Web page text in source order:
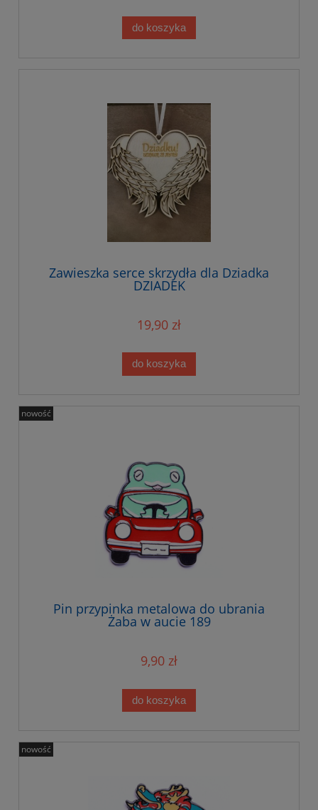
do koszyka
Zawieszka serce skrzydła dla Dziadka
DZIADEK
19,90 zł
do koszyka
Pin przypinka metalowa do ubrania
Żaba w aucie 189
9,90 zł
do koszyka
nowość
nowość